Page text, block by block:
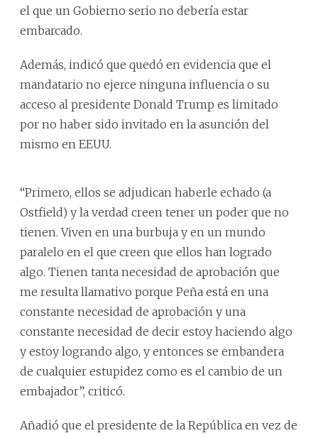
el que un Gobierno serio no debería estar
embarcado.
Además, indicó que quedó en evidencia que el
mandatario no ejerce ninguna influencia o su
acceso al presidente Donald Trump es limitado
por no haber sido invitado en la asunción del
mismo en EEUU.
“Primero, ellos se adjudican haberle echado (a
Ostfield) y la verdad creen tener un poder que no
tienen. Viven en una burbuja y en un mundo
paralelo en el que creen que ellos han logrado
algo. Tienen tanta necesidad de aprobación que
me resulta llamativo porque Peña está en una
constante necesidad de aprobación y una
constante necesidad de decir estoy haciendo algo
y estoy logrando algo, y entonces se embandera
de cualquier estupidez como es el cambio de un
embajador”, criticó.
Añadió que el presidente de la República en vez de